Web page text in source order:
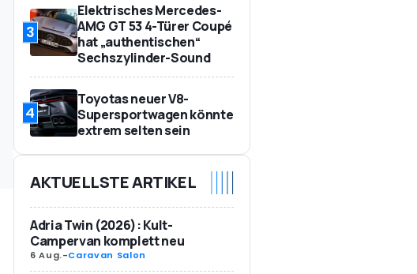
3
Elektrisches Mercedes-
AMG GT 53 4-Türer Coupé
hat „authentischen“
Sechszylinder-Sound
4
Toyotas neuer V8-
Supersportwagen könnte
extrem selten sein
AKTUELLSTE ARTIKEL
Adria Twin (2026): Kult-
Campervan komplett neu
6 Aug.-Caravan Salon